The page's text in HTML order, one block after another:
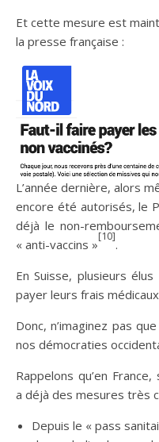
Et cette mesure est
la presse française :
L’année dernière, alors
encore été autorisés, le
déjà le non-
« anti-vaccins »
[10]
.
En Suisse, plusieurs
payer leurs frais
Donc, n’imaginez pas
nos démocraties
Rappelons qu’en
a déjà des mesures très
Depuis le « pass